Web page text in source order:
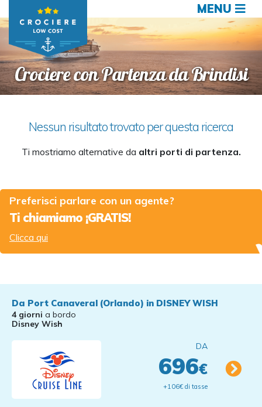
MENU
Crociere con Partenza da Brindisi
Nessun risultato trovato per questa ricerca
Ti mostriamo alternative da altri porti di partenza.
Preferisci parlare con un agente?
Ti chiamiamo ¡GRATIS!
Clicca qui
Da Port Canaveral (Orlando) in DISNEY WISH
4 giorni a bordo
Disney Wish
DA
696€
+106€ di tasse